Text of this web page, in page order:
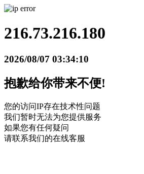
216.73.216.180
2026/08/07 03:34:10
抱歉给你带来不便!
您的访问IP存在技术性问题
我们暂时无法为您提供服务
如果您有任何疑问
请联系我们的在线客服